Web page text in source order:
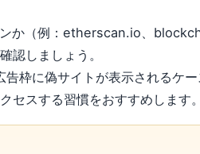
か（例：etherscan.io、
認しましょう。
枠に偽サイトが表示されるケ
セスする習慣をおすすめします